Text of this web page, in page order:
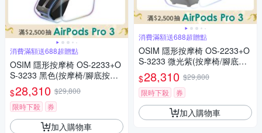
消費滿額送688超贈點
OSIM 隱形按摩椅 OS-2233+O
S-3233 黑色(按摩椅/腳底按摩/
全背按摩)
$28,310 $29,800
限時下殺
券
加入購物車
消費滿額送688超贈點
OSIM 隱形按摩椅 OS-2233+O
S-3233 微光紫(按摩椅/腳底按
摩/全背按摩)
$28,310 $29,800
限時下殺
券
加入購物車